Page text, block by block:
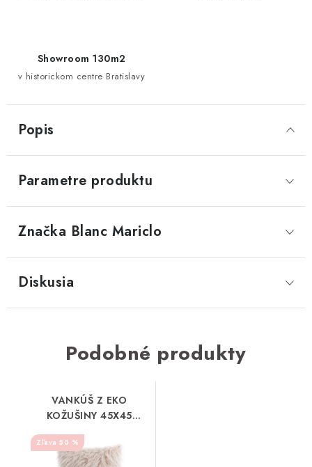
Showroom 130m2
v historickom centre Bratislavy
Popis
Parametre produktu
Značka Blanc Mariclo
Diskusia
Podobné produkty
VANKÚŠ Z EKO
KOŽUŠINY 45X45
BLANC MARICLO
(A38692)
50 %